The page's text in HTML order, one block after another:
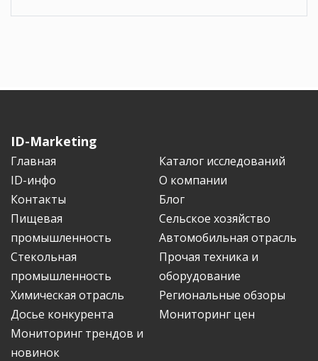
ID-Marketing
Главная
Каталог исследований
ID-инфо
О компании
Контакты
Блог
Пищевая
промышленность
Сельское хозяйство
Автомобильная отрасль
Стекольная
промышленность
Прочая техника и
оборудование
Химическая отрасль
Региональные обзоры
Досье конкурента
Мониторинг цен
Мониторинг трендов и
новинок